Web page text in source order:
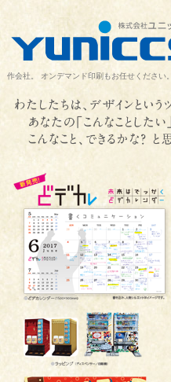
作会社。 オンデマンド印刷もお任せください。